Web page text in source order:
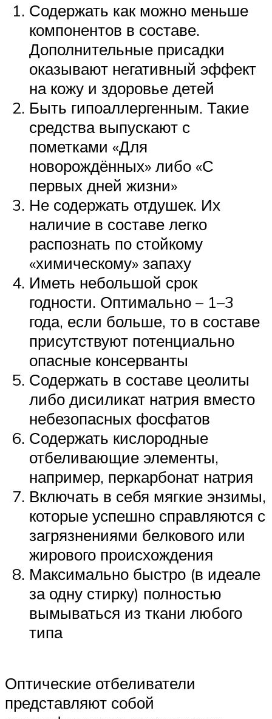
Содержать как можно меньше
компонентов в составе.
Дополнительные присадки
оказывают негативный эффект
на кожу и здоровье детей
Быть гипоаллергенным. Такие
средства выпускают с
пометками «Для
новорождённых» либо «С
первых дней жизни»
Не содержать отдушек. Их
наличие в составе легко
распознать по стойкому
«химическому» запаху
Иметь небольшой срок
годности. Оптимально – 1–3
года, если больше, то в составе
присутствуют потенциально
опасные консерванты
Содержать в составе цеолиты
либо дисиликат натрия вместо
небезопасных фосфатов
Содержать кислородные
отбеливающие элементы,
например, перкарбонат натрия
Включать в себя мягкие энзимы,
которые успешно справляются с
загрязнениями белкового или
жирового происхождения
Максимально быстро (в идеале
за одну стирку) полностью
вымываться из ткани любого
типа
Оптические отбеливатели
представляют собой